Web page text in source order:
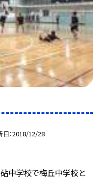
日 2018/12/28
中学校で梅丘中学校と